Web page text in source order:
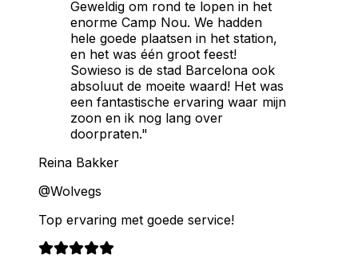
Geweldig om rond te lopen in het
enorme Camp Nou. We hadden
hele goede plaatsen in het station,
en het was één groot feest!
Sowieso is de stad Barcelona ook
absoluut de moeite waard! Het was
een fantastische ervaring waar mijn
zoon en ik nog lang over
doorpraten."
Reina Bakker
@Wolvegs
Top ervaring met goede service!